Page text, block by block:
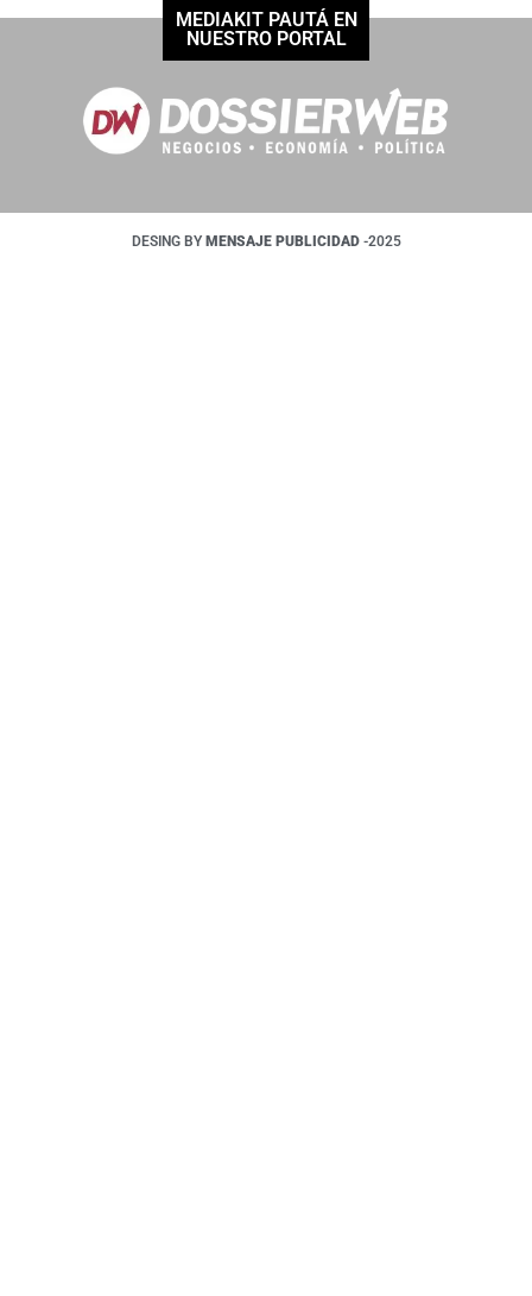
MEDIAKIT PAUTÁ EN
NUESTRO PORTAL
DESING BY MENSAJE PUBLICIDAD -2025